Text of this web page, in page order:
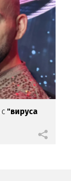
с "вируса